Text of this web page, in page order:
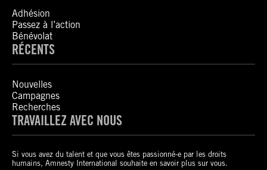
Adhésion
Passez à l’action
Bénévolat
RÉCENTS
Nouvelles
Campagnes
Recherches
TRAVAILLEZ AVEC NOUS
Si vous avez du talent et que vous êtes passionné-e par les droits
humains, Amnesty International souhaite en savoir plus sur vous.